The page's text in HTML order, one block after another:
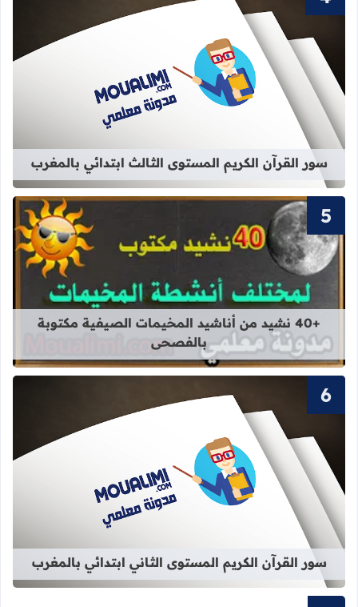
قراءة المزيد عن سور القرآن الكريم
سور القرآن الكريم المستوى الثالث ابتدائي بالمغرب
قراءة المزيد عن +40 نشيد من أناشيد المخيمات الصيفية مكتوبة بالفصحى
+40 نشيد من أناشيد المخيمات الصيفية مكتوبة
بالفصحى
قراءة المزيد عن سور القرآن الكريم
سور القرآن الكريم المستوى الثاني ابتدائي بالمغرب